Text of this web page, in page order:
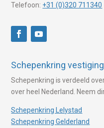
Telefoon: +31 (0)320 711340
Schepenkring
Schepenkring is verdeeld
over heel Nederland. Neem
Schepenkring Lelystad
Schepenkring Gelderland